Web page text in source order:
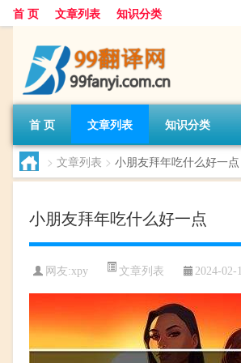
首 页 文章列表 知识分类
首 页 文章列表 知识分类
> 文章列表 > 小朋友拜年吃什么好一点
小朋友拜年吃什么好一点
网友:xpy 文章列表 2024-02-